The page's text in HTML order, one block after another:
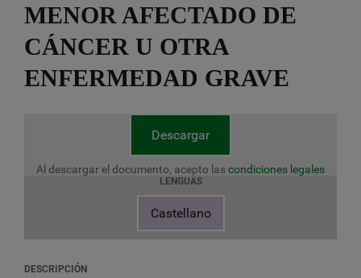
MENOR AFECTADO DE
CÁNCER U OTRA
ENFERMEDAD GRAVE
Descargar
Al descargar el documento, acepto lascondiciones legales
LENGUAS
Castellano
DESCRIPCIÓN